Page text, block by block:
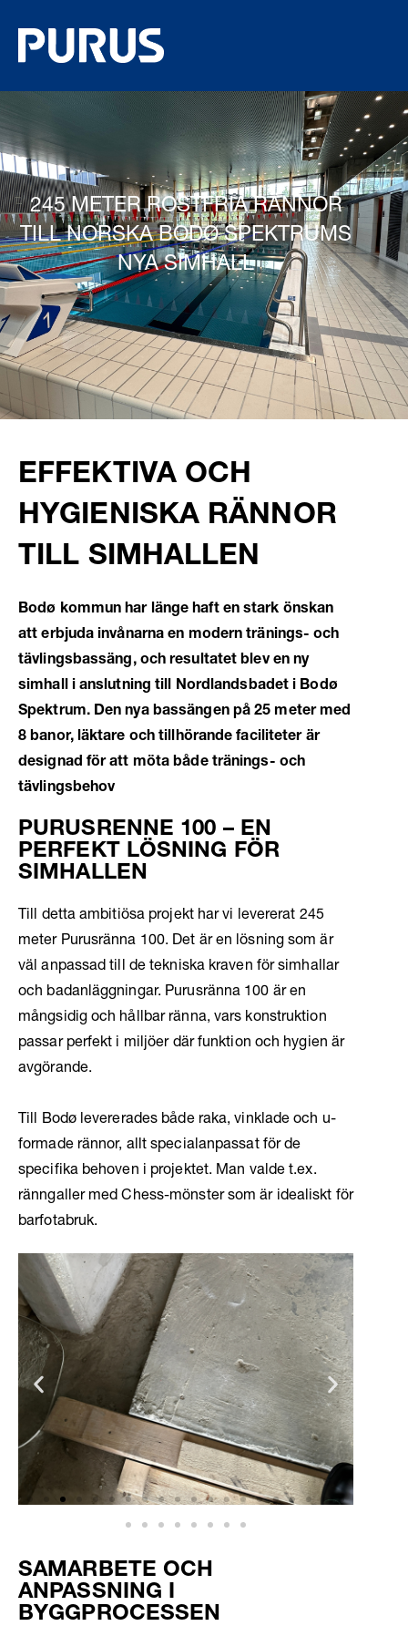
245 METER ROSTFRIA RÄNNOR
TILL NORSKA BODØ SPEKTRUMS
NYA SIMHALL
EFFEKTIVA OCH
HYGIENISKA RÄNNOR
TILL SIMHALLEN
Bodø kommun har länge haft en stark önskan
att erbjuda invånarna en modern tränings- och
tävlingsbassäng, och resultatet blev en ny
simhall i anslutning till Nordlandsbadet i Bodø
Spektrum. Den nya bassängen på 25 meter med
8 banor, läktare och tillhörande faciliteter är
designad för att möta både tränings- och
tävlingsbehov
PURUSRENNE 100 – EN
PERFEKT LÖSNING FÖR
SIMHALLEN
Till detta ambitiösa projekt har vi levererat 245
meter Purusränna 100. Det är en lösning som är
väl anpassad till de tekniska kraven för simhallar
och badanläggningar. Purusränna 100 är en
mångsidig och hållbar ränna, vars konstruktion
passar perfekt i miljöer där funktion och hygien är
avgörande.
Till Bodø levererades både raka, vinklade och u-
formade rännor, allt specialanpassat för de
specifika behoven i projektet. Man valde t.ex.
ränngaller med Chess-mönster som är idealiskt för
barfotabruk.
SAMARBETE OCH
ANPASSNING I
BYGGPROCESSEN